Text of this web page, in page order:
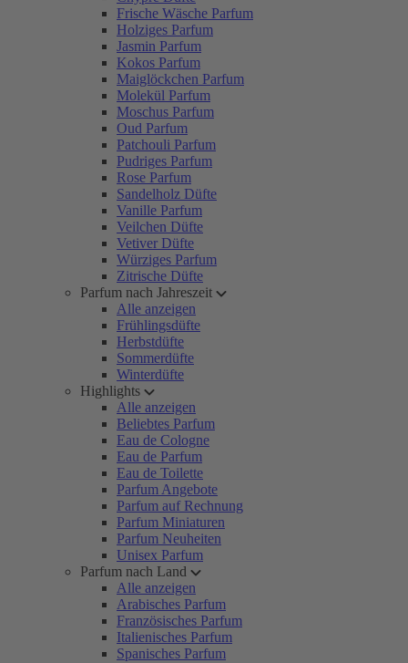
Frische Wäsche Parfum
Holziges Parfum
Jasmin Parfum
Kokos Parfum
Maiglöckchen Parfum
Molekül Parfum
Moschus Parfum
Oud Parfum
Patchouli Parfum
Pudriges Parfum
Rose Parfum
Sandelholz Düfte
Vanille Parfum
Veilchen Düfte
Vetiver Düfte
Würziges Parfum
Zitrische Düfte
Parfum nach Jahreszeit
Alle anzeigen
Frühlingsdüfte
Herbstdüfte
Sommerdüfte
Winterdüfte
Highlights
Alle anzeigen
Beliebtes Parfum
Eau de Cologne
Eau de Parfum
Eau de Toilette
Parfum Angebote
Parfum auf Rechnung
Parfum Miniaturen
Parfum Neuheiten
Unisex Parfum
Parfum nach Land
Alle anzeigen
Arabisches Parfum
Französisches Parfum
Italienisches Parfum
Spanisches Parfum